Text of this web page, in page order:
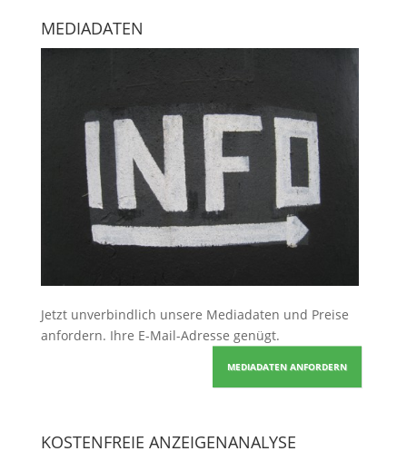
MEDIADATEN
Jetzt unverbindlich unsere Mediadaten und Preise
anfordern. Ihre E-Mail-Adresse genügt.
MEDIADATEN ANFORDERN
KOSTENFREIE ANZEIGENANALYSE